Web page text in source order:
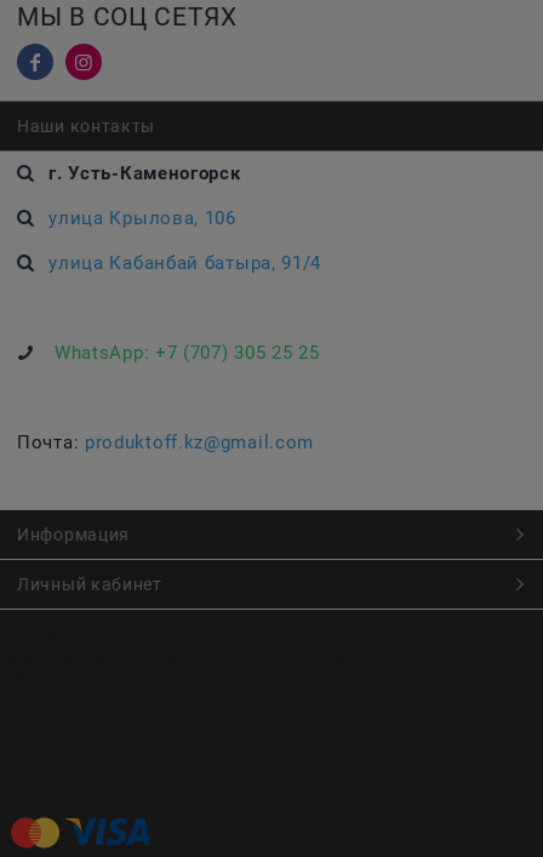
МЫ В СОЦ СЕТЯХ
Наши контакты
г. Усть-Каменогорск
улица Крылова, 106
улица Кабанбай батыра, 91/4
WhatsApp: +7 (707) 305 25 25
Почта: produktoff.kz@gmail.com
Информация
Личный кабинет